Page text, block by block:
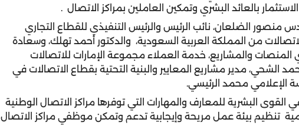
بالعائد البشري وتمكين العاملين بمراكز الاتصال .
الضلعان، نائب الرئيس والرئيس التنفيذي للقطاع التجاري
من المملكة العربية السعودية، والدكتور أحمد تهلك، وسعادة
والمشاريع، خدمة العملاء مجموعة الإمارات للاتصالات
الشحي، مدير مشاريع المعايير والبنية التحتية بقطاع الاتصالات في
الإعلامي محمد الرئيسي.
القوى البشرية للمعارف والمهارات التي توفرها مراكز الاتصال الوطنية
تنظيم بيئة عمل مريحة وإيجابية تدعم وتمكن موظفي مراكز الاتصال